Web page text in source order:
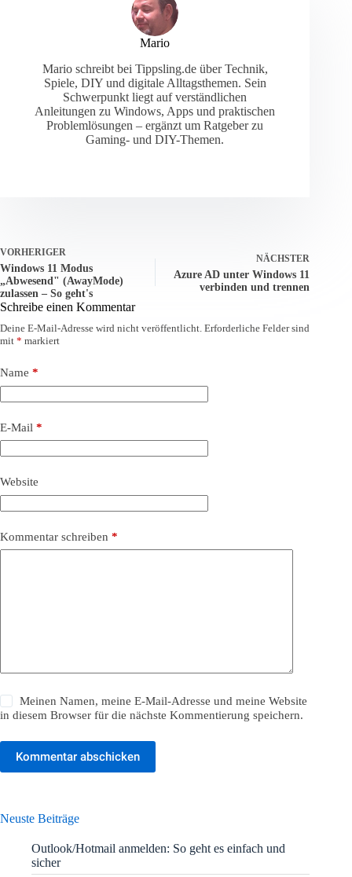
Mario
Mario schreibt bei Tippsling.de über Technik,
Spiele, DIY und digitale Alltagsthemen. Sein
Schwerpunkt liegt auf verständlichen
Anleitungen zu Windows, Apps und praktischen
Problemlösungen – ergänzt um Ratgeber zu
Gaming- und DIY-Themen.
VORHERIGER
Windows 11 Modus
„Abwesend" (AwayMode)
zulassen – So geht's
NÄCHSTER
Azure AD unter Windows 11
verbinden und trennen
Schreibe einen Kommentar
Deine E-Mail-Adresse wird nicht veröffentlicht. Erforderliche Felder sind
mit * markiert
Name *
E-Mail *
Website
Kommentar schreiben *
Meinen Namen, meine E-Mail-Adresse und meine Website
in diesem Browser für die nächste Kommentierung speichern.
Kommentar abschicken
Neuste Beiträge
Outlook/Hotmail anmelden: So geht es einfach und
sicher